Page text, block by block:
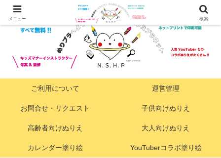
ご利用について 運営管理
お問合せ・リクエスト 子供向けぬりえ
高齢者向けぬりえ 大人向けぬりえ
カレンダー塗り絵 YouTuberコラボ塗り絵
メニュー 検索